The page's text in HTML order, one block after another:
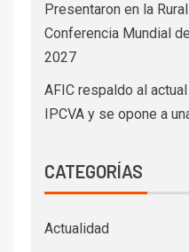
Presentaron en la
Conferencia Mundial
2027
AFIC respaldo al
IPCVA y se opone a
CATEGORÍAS
Actualidad